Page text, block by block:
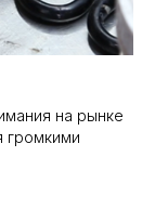
на рынке
громкими